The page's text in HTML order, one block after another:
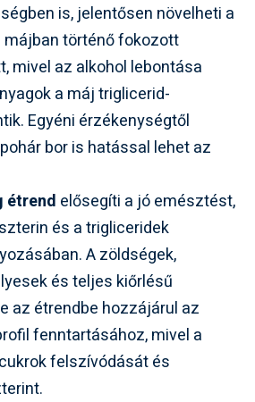
is, jelentősen növelheti a
történő fokozott
mivel az alkohol lebontása
a máj triglicerid-
Egyéni érzékenységtől
bor is hatással lehet az
étrend elősegíti a jó emésztést,
és a trigliceridek
A zöldségek,
és teljes kiőrlésű
az étrendbe hozzájárul az
fenntartásához, mivel a
felszívódását és